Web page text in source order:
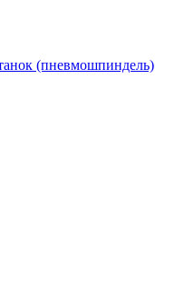
(пневмошпиндель)